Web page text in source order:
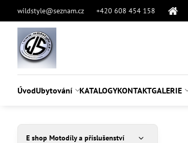
wildstyle@seznam.cz +420 608 454 158
ÚvodUbytování KATALOGYKONTAKTGALERIE
E shop Motodíly a příslušenství